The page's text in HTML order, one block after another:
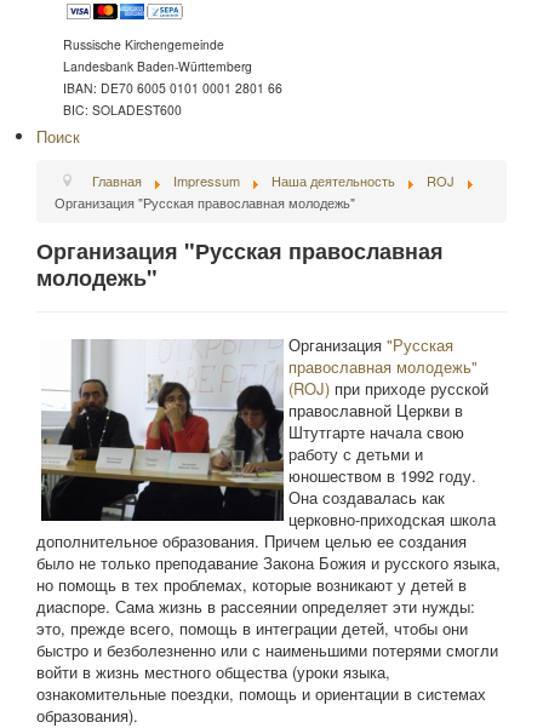
Russische Kirchengemeinde
Landesbank Baden-Württemberg
IBAN: DE70 6005 0101 0001 2801 66
BIC: SOLADEST600
Поиск
Главная Impressum Наша деятельность
ROJ
Организация "Русская православная молодежь"
Организация "Русская православная
молодежь"
Организация "Русская
православная молодежь"
(ROJ) при приходе русской
православной Церкви в
Штутгарте начала свою
работу с детьми и
юношеством в 1992 году.
Она создавалась как
церковно-приходская школа
дополнительное образования. Причем целью ее создания
было не только преподавание Закона Божия и русского языка,
но помощь в тех проблемах, которые возникают у детей в
диаспоре. Сама жизнь в рассеянии определяет эти нужды:
это, прежде всего, помощь в интеграции детей, чтобы они
быстро и безболезненно или с наименьшими потерями смогли
войти в жизнь местного общества (уроки языка,
ознакомительные поездки, помощь и ориентации в системах
образования).